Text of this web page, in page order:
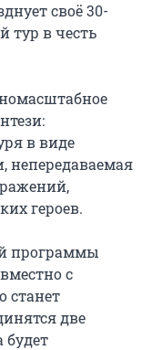
своё 30-
тур в честь
в виде
непередаваемая
героев.
программы
с
станет
две